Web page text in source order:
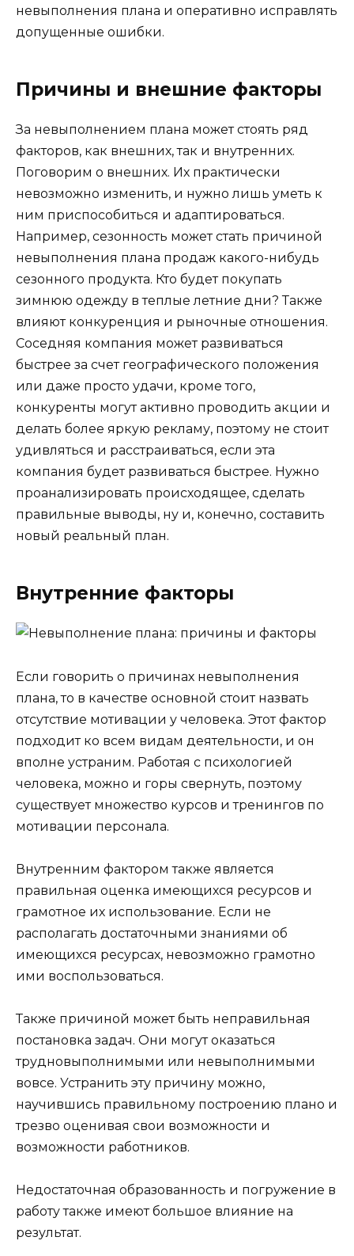
невыполнения плана и оперативно исправлять
допущенные ошибки.
Причины и внешние факторы
За невыполнением плана может стоять ряд
факторов, как внешних, так и внутренних.
Поговорим о внешних. Их практически
невозможно изменить, и нужно лишь уметь к
ним приспособиться и адаптироваться.
Например, сезонность может стать причиной
невыполнения плана продаж какого-нибудь
сезонного продукта. Кто будет покупать
зимнюю одежду в теплые летние дни? Также
влияют конкуренция и рыночные отношения.
Соседняя компания может развиваться
быстрее за счет географического положения
или даже просто удачи, кроме того,
конкуренты могут активно проводить акции и
делать более яркую рекламу, поэтому не стоит
удивляться и расстраиваться, если эта
компания будет развиваться быстрее. Нужно
проанализировать происходящее, сделать
правильные выводы, ну и, конечно, составить
новый реальный план.
Внутренние факторы
Если говорить о причинах невыполнения
плана, то в качестве основной стоит назвать
отсутствие мотивации у человека. Этот фактор
подходит ко всем видам деятельности, и он
вполне устраним. Работая с психологией
человека, можно и горы свернуть, поэтому
существует множество курсов и тренингов по
мотивации персонала.
Внутренним фактором также является
правильная оценка имеющихся ресурсов и
грамотное их использование. Если не
располагать достаточными знаниями об
имеющихся ресурсах, невозможно грамотно
ими воспользоваться.
Также причиной может быть неправильная
постановка задач. Они могут оказаться
трудновыполнимыми или невыполнимыми
вовсе. Устранить эту причину можно,
научившись правильному построению плано и
трезво оценивая свои возможности и
возможности работников.
Недостаточная образованность и погружение в
работу также имеют большое влияние на
результат.